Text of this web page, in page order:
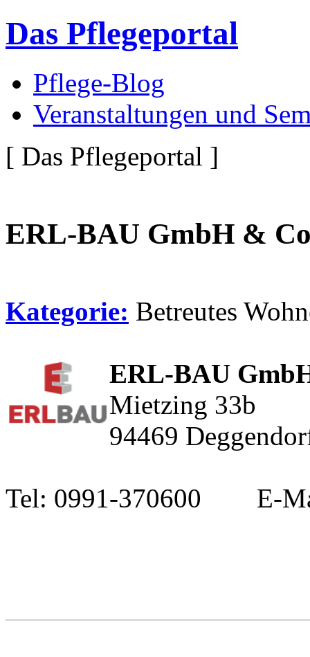
Das Pflegeportal
Pflege-Blog
Veranstaltungen und
[ Das Pflegeportal ]
ERL-BAU GmbH &
Kategorie: Betreutes
ERL-BAU
Mietzing 33b
94469
Tel: 0991-370600 E-